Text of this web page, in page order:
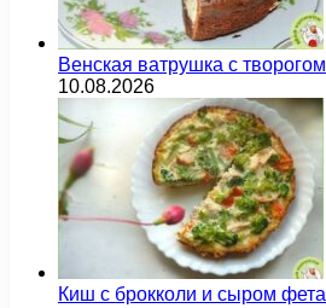
Венская ватрушка с творогом
10.08.2026
Киш с брокколи и сыром фета